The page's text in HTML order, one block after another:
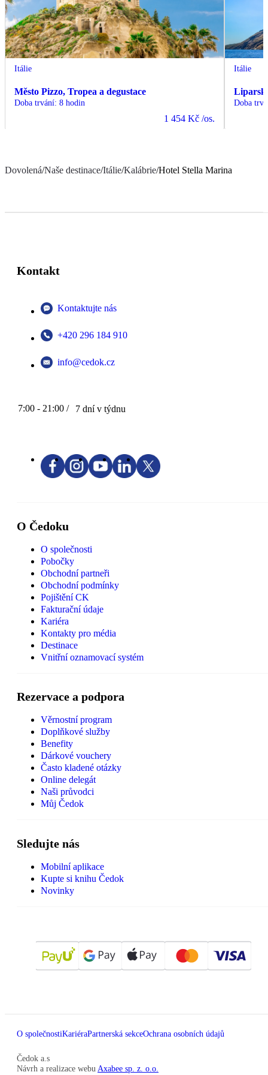
Itálie
Město Pizzo, Tropea a degustace
Doba trvání: 8 hodin
1 454 Kč /os.
Itálie
Doba
Dovolená/Naše destinace/Itálie/Kalábrie/Hotel Stella Marina
Kontakt
Kontaktujte nás
+420 296 184 910
info@cedok.cz
7:00 - 21:00 / 7 dní v týdnu
O Čedoku
O společnosti
Pobočky
Obchodní partneři
Obchodní podmínky
Pojištění CK
Fakturační údaje
Kariéra
Kontakty pro média
Destinace
Vnitřní oznamovací systém
Rezervace a podpora
Věrnostní program
Doplňkové služby
Benefity
Dárkové vouchery
Často kladené otázky
Online delegát
Naši průvodci
Můj Čedok
Sledujte nás
Mobilní aplikace
Kupte si knihu Čedok
Novinky
O společnostiKariéraPartnerská sekceOchrana osobních údajů
Čedok a.s
Návrh a realizace webu Axabee sp. z. o.o.